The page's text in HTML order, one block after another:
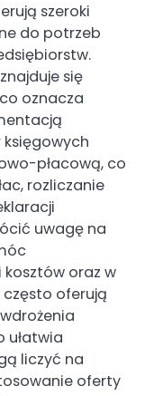
szeroki
do potrzeb
się
oznacza
płacową, co
rozliczanie
uwagę na
oraz w
oferują
ułatwia
liczyć na
oferty